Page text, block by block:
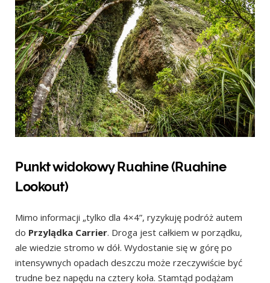
Punkt widokowy Ruahine (Ruahine
Lookout)
Mimo informacji „tylko dla 4×4”, ryzykuję podróż autem
do Przylądka Carrier. Droga jest całkiem w porządku,
ale wiedzie stromo w dół. Wydostanie się w górę po
intensywnych opadach deszczu może rzeczywiście być
trudne bez napędu na cztery koła. Stamtąd podążam